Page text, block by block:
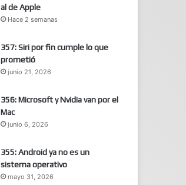
al de Apple
Hace 2 semanas
357: Siri por fin cumple lo que
prometió
junio 21, 2026
356: Microsoft y Nvidia van por el
Mac
junio 6, 2026
355: Android ya no es un
sistema operativo
mayo 31, 2026